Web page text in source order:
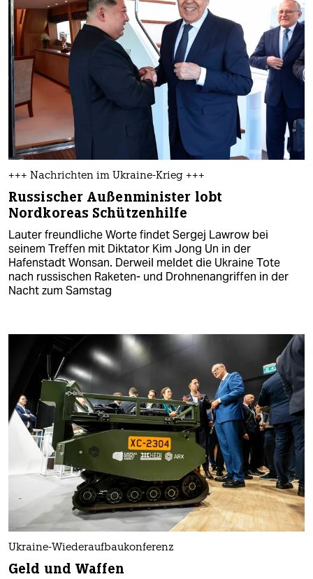
+++ Nachrichten im Ukraine-Krieg +++
Russischer Außenminister lobt
Nordkoreas Schützenhilfe
Lauter freundliche Worte findet Sergej Lawrow bei
seinem Treffen mit Diktator Kim Jong Un in der
Hafenstadt Wonsan. Derweil meldet die Ukraine Tote
nach russischen Raketen- und Drohnenangriffen in der
Nacht zum Samstag
Ukraine-Wiederaufbaukonferenz
Geld und Waffen